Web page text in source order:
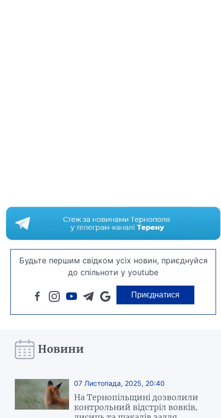
Будьте першим свідком усіх новин, приєднуйся
до спільноти у youtube
Приєднатися
Новини
07 Листопада, 2025, 20:40
На Тернопільщині дозволили
контрольний відстріл вовків,